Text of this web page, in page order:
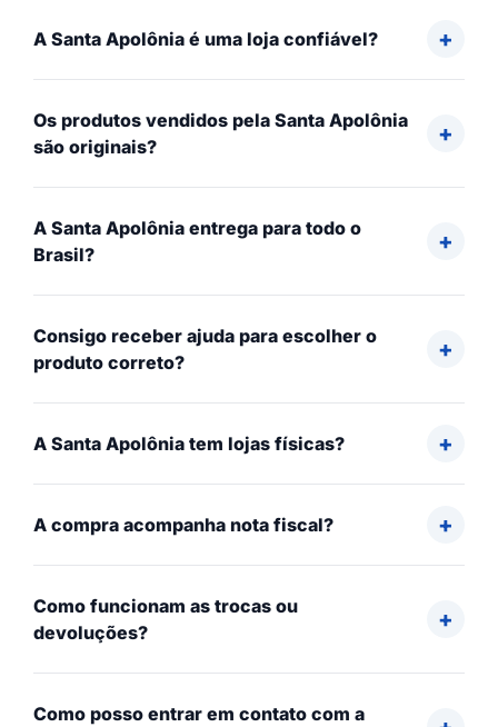
A Santa Apolônia é uma loja confiável?
Os produtos vendidos pela Santa Apolônia
são originais?
A Santa Apolônia entrega para todo o
Brasil?
Consigo receber ajuda para escolher o
produto correto?
A Santa Apolônia tem lojas físicas?
A compra acompanha nota fiscal?
Como funcionam as trocas ou
devoluções?
Como posso entrar em contato com a